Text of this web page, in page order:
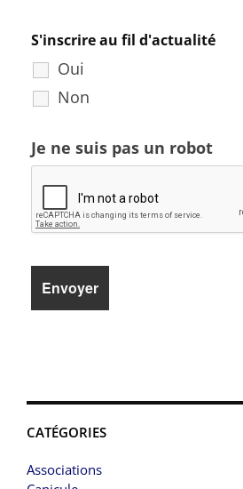
CATÉGORIES
Associations
S'inscrire au fil d'actualité
Oui
Non
Je ne suis pas un robot